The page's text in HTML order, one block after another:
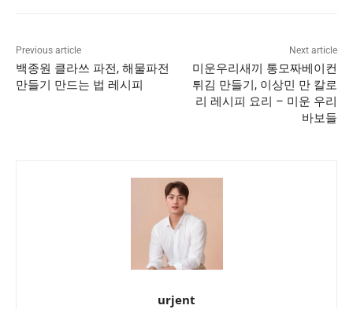
Previous article
백종원 클라쓰 파전, 해물파전
만들기 만드는 법 레시피
Next article
미운우리새끼 통모짜베이컨
튀김 만들기, 이상민 만 칼로
리 레시피 요리 – 미운 우리
바보들
urjent